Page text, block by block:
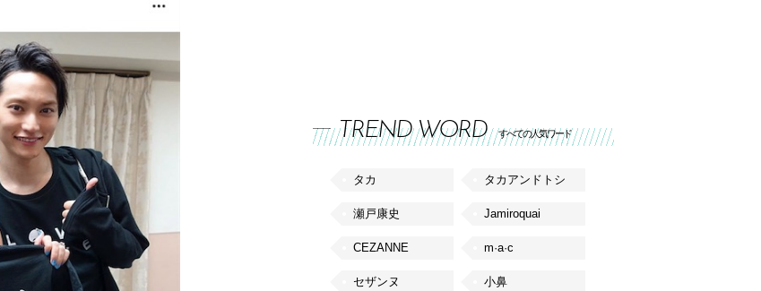
TREND WORD すべての人気ワード
タカ タカアンドトシ
瀬戸康史 Jamiroquai
CEZANNE m·a·c
セザンヌ 小鼻